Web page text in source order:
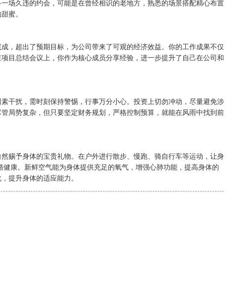
场久违的约会，可能是在曾经相识的老地方，熟悉的场景搭配精心布置
蜜。
，超出了预期目标，为公司带来了可观的经济效益。你的工作成果不仅
目总结会议上，你作为核心成员分享经验，进一步提升了自己在公司和
干扰，需时刻保持警惕，行事万分小心。投资上切勿冲动，尽量避免涉
局势复杂，但只要坚定财务规划，严格控制预算，就能在风雨中找到前
赐予身体的宝贵礼物。在户外进行散步、慢跑、骑自行车等运动，让身
康。新鲜空气能为身体提供充足的氧气，增强心肺功能，提高身体的
提升身体的适应能力。